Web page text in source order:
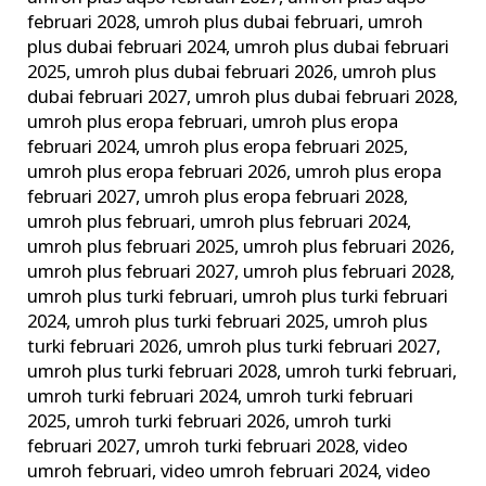
februari 2028, umroh plus dubai februari, umroh
plus dubai februari 2024, umroh plus dubai februari
2025, umroh plus dubai februari 2026, umroh plus
dubai februari 2027, umroh plus dubai februari 2028,
umroh plus eropa februari, umroh plus eropa
februari 2024, umroh plus eropa februari 2025,
umroh plus eropa februari 2026, umroh plus eropa
februari 2027, umroh plus eropa februari 2028,
umroh plus februari, umroh plus februari 2024,
umroh plus februari 2025, umroh plus februari 2026,
umroh plus februari 2027, umroh plus februari 2028,
umroh plus turki februari, umroh plus turki februari
2024, umroh plus turki februari 2025, umroh plus
turki februari 2026, umroh plus turki februari 2027,
umroh plus turki februari 2028, umroh turki februari,
umroh turki februari 2024, umroh turki februari
2025, umroh turki februari 2026, umroh turki
februari 2027, umroh turki februari 2028,video
umroh februari,video umroh februari 2024,video